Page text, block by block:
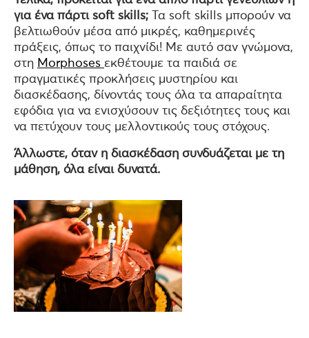
για ένα πάρτι soft skills; Τα soft skills μπορούν να
βελτιωθούν μέσα από μικρές, καθημερινές
πράξεις, όπως το παιχνίδι! Με αυτό σαν γνώμονα,
στη Morphoses εκθέτουμε τα παιδιά σε
πραγματικές προκλήσεις μυστηρίου και
διασκέδασης, δίνοντάς τους όλα τα απαραίτητα
εφόδια για να ενισχύσουν τις δεξιότητες τους και
να πετύχουν τους μελλοντικούς τους στόχους.
Άλλωστε, όταν η διασκέδαση συνδυάζεται με τη
μάθηση, όλα είναι δυνατά.